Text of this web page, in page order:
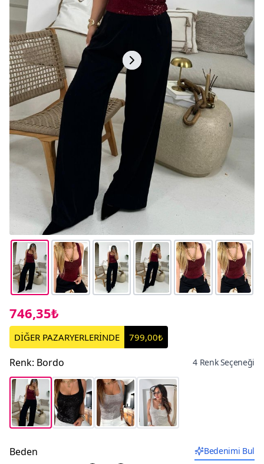
746,35₺
DİĞER PAZARYERLERİNDE 799,00₺
Renk: Bordo 4 Renk Seçeneği
Beden Bedenimi Bul